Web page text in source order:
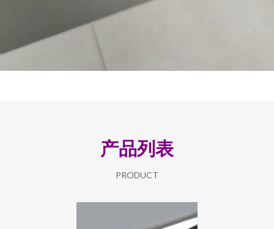
产品列表
PRODUCT